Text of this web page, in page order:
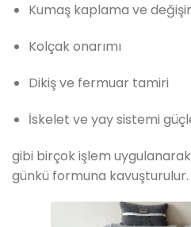
Kumaş kaplama ve
Kolçak onarımı
Dikiş ve fermuar tamiri
İskelet ve yay sistemi
gibi birçok işlem
günkü formuna kavuşturulur.